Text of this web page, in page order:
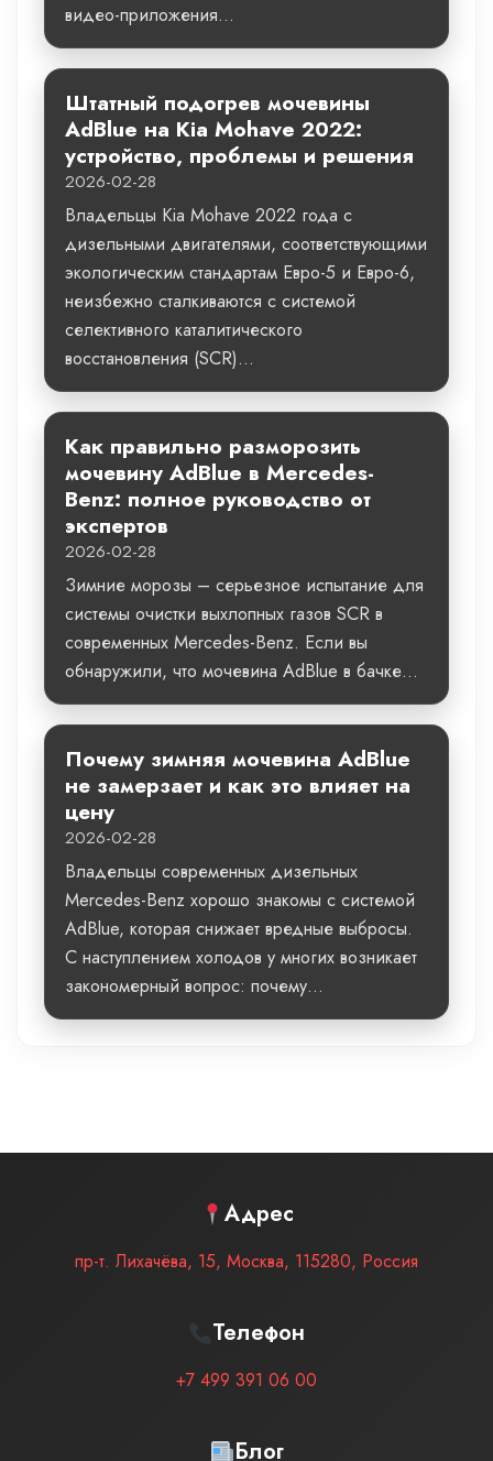
видео-приложения...
Штатный подогрев мочевины
AdBlue на Kia Mohave 2022:
устройство, проблемы и решения
2026-02-28
Владельцы Kia Mohave 2022 года с
дизельными двигателями, соответствующими
экологическим стандартам Евро-5 и Евро-6,
неизбежно сталкиваются с системой
селективного каталитического
восстановления (SCR)...
Как правильно разморозить
мочевину AdBlue в Mercedes-
Benz: полное руководство от
экспертов
2026-02-28
Зимние морозы – серьезное испытание для
системы очистки выхлопных газов SCR в
современных Mercedes-Benz. Если вы
обнаружили, что мочевина AdBlue в бачке...
Почему зимняя мочевина AdBlue
не замерзает и как это влияет на
цену
2026-02-28
Владельцы современных дизельных
Mercedes-Benz хорошо знакомы с системой
AdBlue, которая снижает вредные выбросы.
С наступлением холодов у многих возникает
закономерный вопрос: почему...
Адрес
пр-т. Лихачёва, 15, Москва, 115280, Россия
Телефон
+7 499 391 06 00
Блог